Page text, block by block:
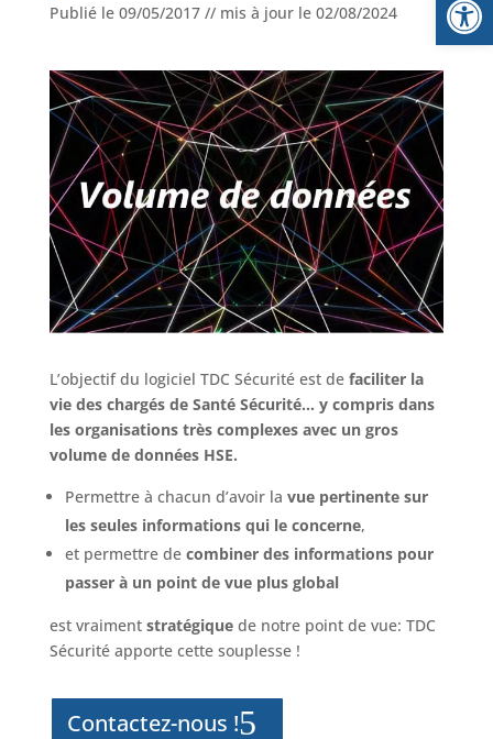
Publié le 09/05/2017 // mis à jour le 02/08/2024
L’objectif du logiciel TDC Sécurité est de faciliter la
vie des chargés de Santé Sécurité… y compris dans
les organisations très complexes avec un gros
volume de données HSE.
Permettre à chacun d’avoir la vue pertinente sur
les seules informations qui le concerne,
et permettre de combiner des informations pour
passer à un point de vue plus global
est vraiment stratégiquede notre point de vue: TDC
Sécurité apporte cette souplesse !
Contactez-nous !